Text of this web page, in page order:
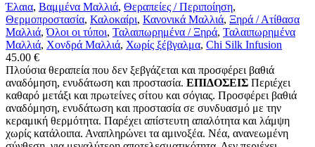
Έλαια, Βαμμένα Μαλλιά, Θεραπείες / Περιποίηση,
Θερμοπροστασία, Καλοκαίρι, Κανονικά Μαλλιά, Ξηρά / Ατίθασα
Μαλλιά,Όλοι οι τύποι, Ταλαιπωρημένα / Ξηρά, Ταλαιπωρημένα
Μαλλιά, Χονδρά Μαλλιά, Χωρίς ξέβγαλμα, Chi Silk Infusion
45.00 €
Πλούσια θεραπεία που δεν ξεβγάζεται και προσφέρει βαθιά
αναδόμηση, ενυδάτωση και προστασία. ΕΠΙΔΟΣΕΙΣ Περιέχει
καθαρό μετάξι και πρωτείνες σίτου και σόγιας. Προσφέρει βαθιά
αναδόμηση, ενυδάτωση και προστασία σε συνδυασμό με την
κεραμική θερμότητα. Παρέχει απίστευτη απαλότητα και λάμψη
χωρίς κατάλοιπα. Αναπληρώνει τα αμινοξέα. Νέα, ανανεωμένη